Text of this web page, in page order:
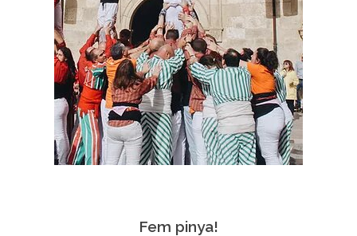
Fem pinya!